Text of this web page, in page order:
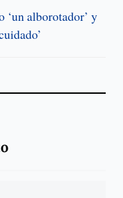
‘un alborotador’ y